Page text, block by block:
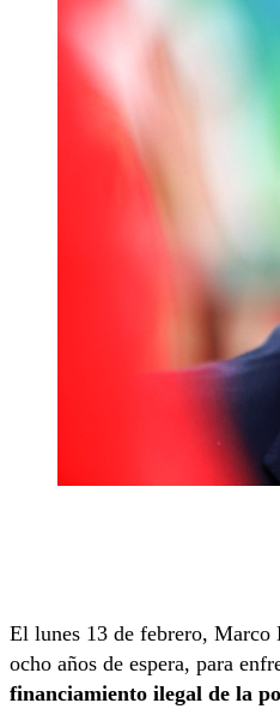
El lunes 13 de febrero, Marco
ocho años de espera, para
financiamiento ilegal de la